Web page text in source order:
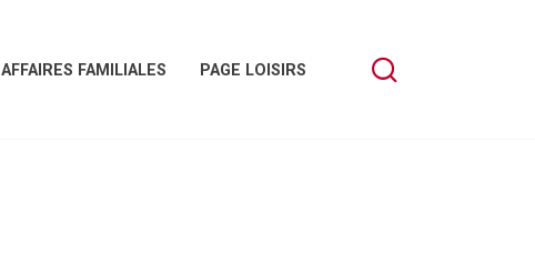
AFFAIRES FAMILIALES PAGE LOISIRS